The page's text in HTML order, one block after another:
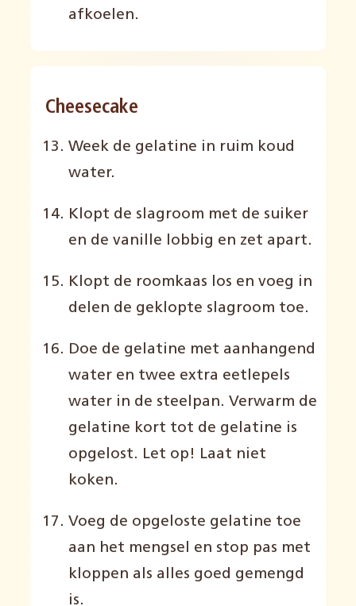
afkoelen.
Cheesecake
Week de gelatine in ruim koud
water.
Klopt de slagroom met de suiker
en de vanille lobbig en zet apart.
Klopt de roomkaas los en voeg in
delen de geklopte slagroom toe.
Doe de gelatine met aanhangend
water en twee extra eetlepels
water in de steelpan. Verwarm de
gelatine kort tot de gelatine is
opgelost. Let op! Laat niet
koken.
Voeg de opgeloste gelatine toe
aan het mengsel en stop pas met
kloppen als alles goed gemengd
is.